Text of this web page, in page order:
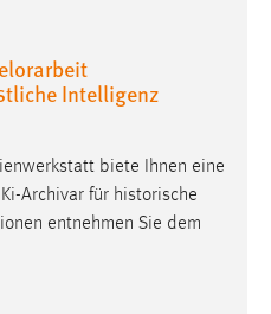
Intelligenz
biete Ihnen eine
Archivar für historische
entnehmen Sie dem
frame-style-
mibew_locale = 3